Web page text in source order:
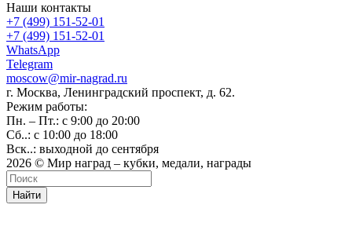
Наши контакты
+7 (499) 151-52-01
+7 (499) 151-52-01
WhatsApp
Telegram
moscow@mir-nagrad.ru
г. Москва, Ленинградский проспект, д. 62.
Режим работы:
Пн. – Пт.: с 9:00 до 20:00
Сб..: с 10:00 до 18:00
Вск..: выходной до сентября
2026 © Мир наград – кубки, медали, награды
Найти